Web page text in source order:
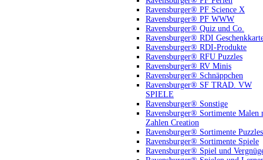
Ravensburger® PF Science X
Ravensburger® PF WWW
Ravensburger® Quiz und Co.
Ravensburger® RDI
Ravensburger® RDI-Produkte
Ravensburger® RFU Puzzles
Ravensburger® RV Minis
Ravensburger® Schnäppchen
Ravensburger® SF TRAD. VW
SPIELE
Ravensburger® Sonstige
Ravensburger® Sortimente Malen
Zahlen Creation
Ravensburger® Sortimente Puzzles
Ravensburger® Sortimente Spiele
Ravensburger® Spiel und